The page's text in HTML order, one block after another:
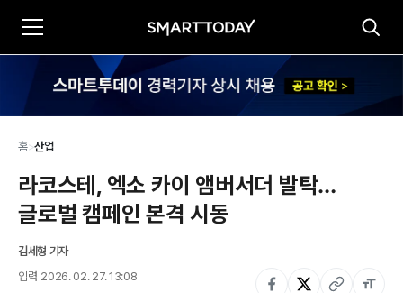
홈>산업
라코스테, 엑소 카이 앰버서더 발탁…
글로벌 캠페인 본격 시동
김세형 기자
입력 2026. 02. 27. 13:08